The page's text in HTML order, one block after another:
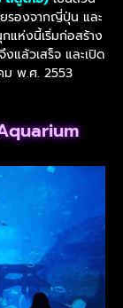
รองจากญี่ปุ่น และ
แห่งนี้เริ่มก่อสร้าง
แล้วเสร็จ และเปิด
ม พ.ศ. 2553